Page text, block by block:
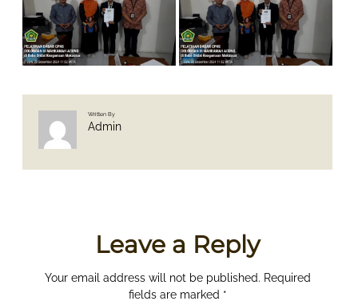
Written By
Admin
Leave a Reply
Your email address will not be published. Required
fields are marked *